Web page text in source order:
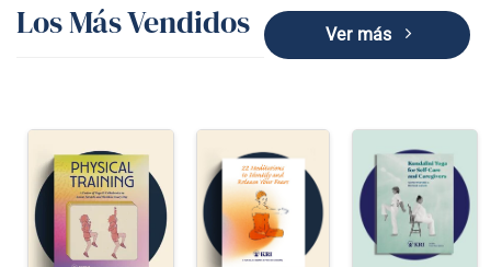
Los Más Vendidos Ver más